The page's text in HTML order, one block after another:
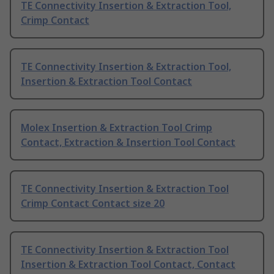
TE Connectivity Insertion & Extraction Tool,
Crimp Contact
TE Connectivity Insertion & Extraction Tool,
Insertion & Extraction Tool Contact
Molex Insertion & Extraction Tool Crimp
Contact, Extraction & Insertion Tool Contact
TE Connectivity Insertion & Extraction Tool
Crimp Contact Contact size 20
TE Connectivity Insertion & Extraction Tool
Insertion & Extraction Tool Contact, Contact